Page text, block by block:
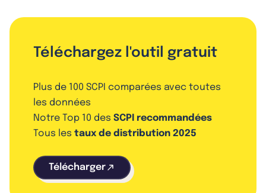
Téléchargez l'outil gratuit
Plus de 100 SCPI comparées avec toutes
les données
Notre Top 10 des SCPI recommandées
Tous les taux de distribution 2025
Télécharger